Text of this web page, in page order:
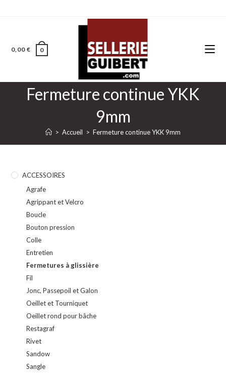
0,00€ 0
Fermeture continue YKK
9mm
> Accueil > Fermeture continue YKK 9mm
ACCESSOIRES
Agrafe
Agrippant et Velcro
Boucle
Bouton pression
Colle
Entretien
Fermetures à glissière
Fil
Jonc, Passepoil et Galon
Oeillet et Tourniquet
Oeillet rond pour bâche
Restagraf
Rivet
Sandow
Sangle